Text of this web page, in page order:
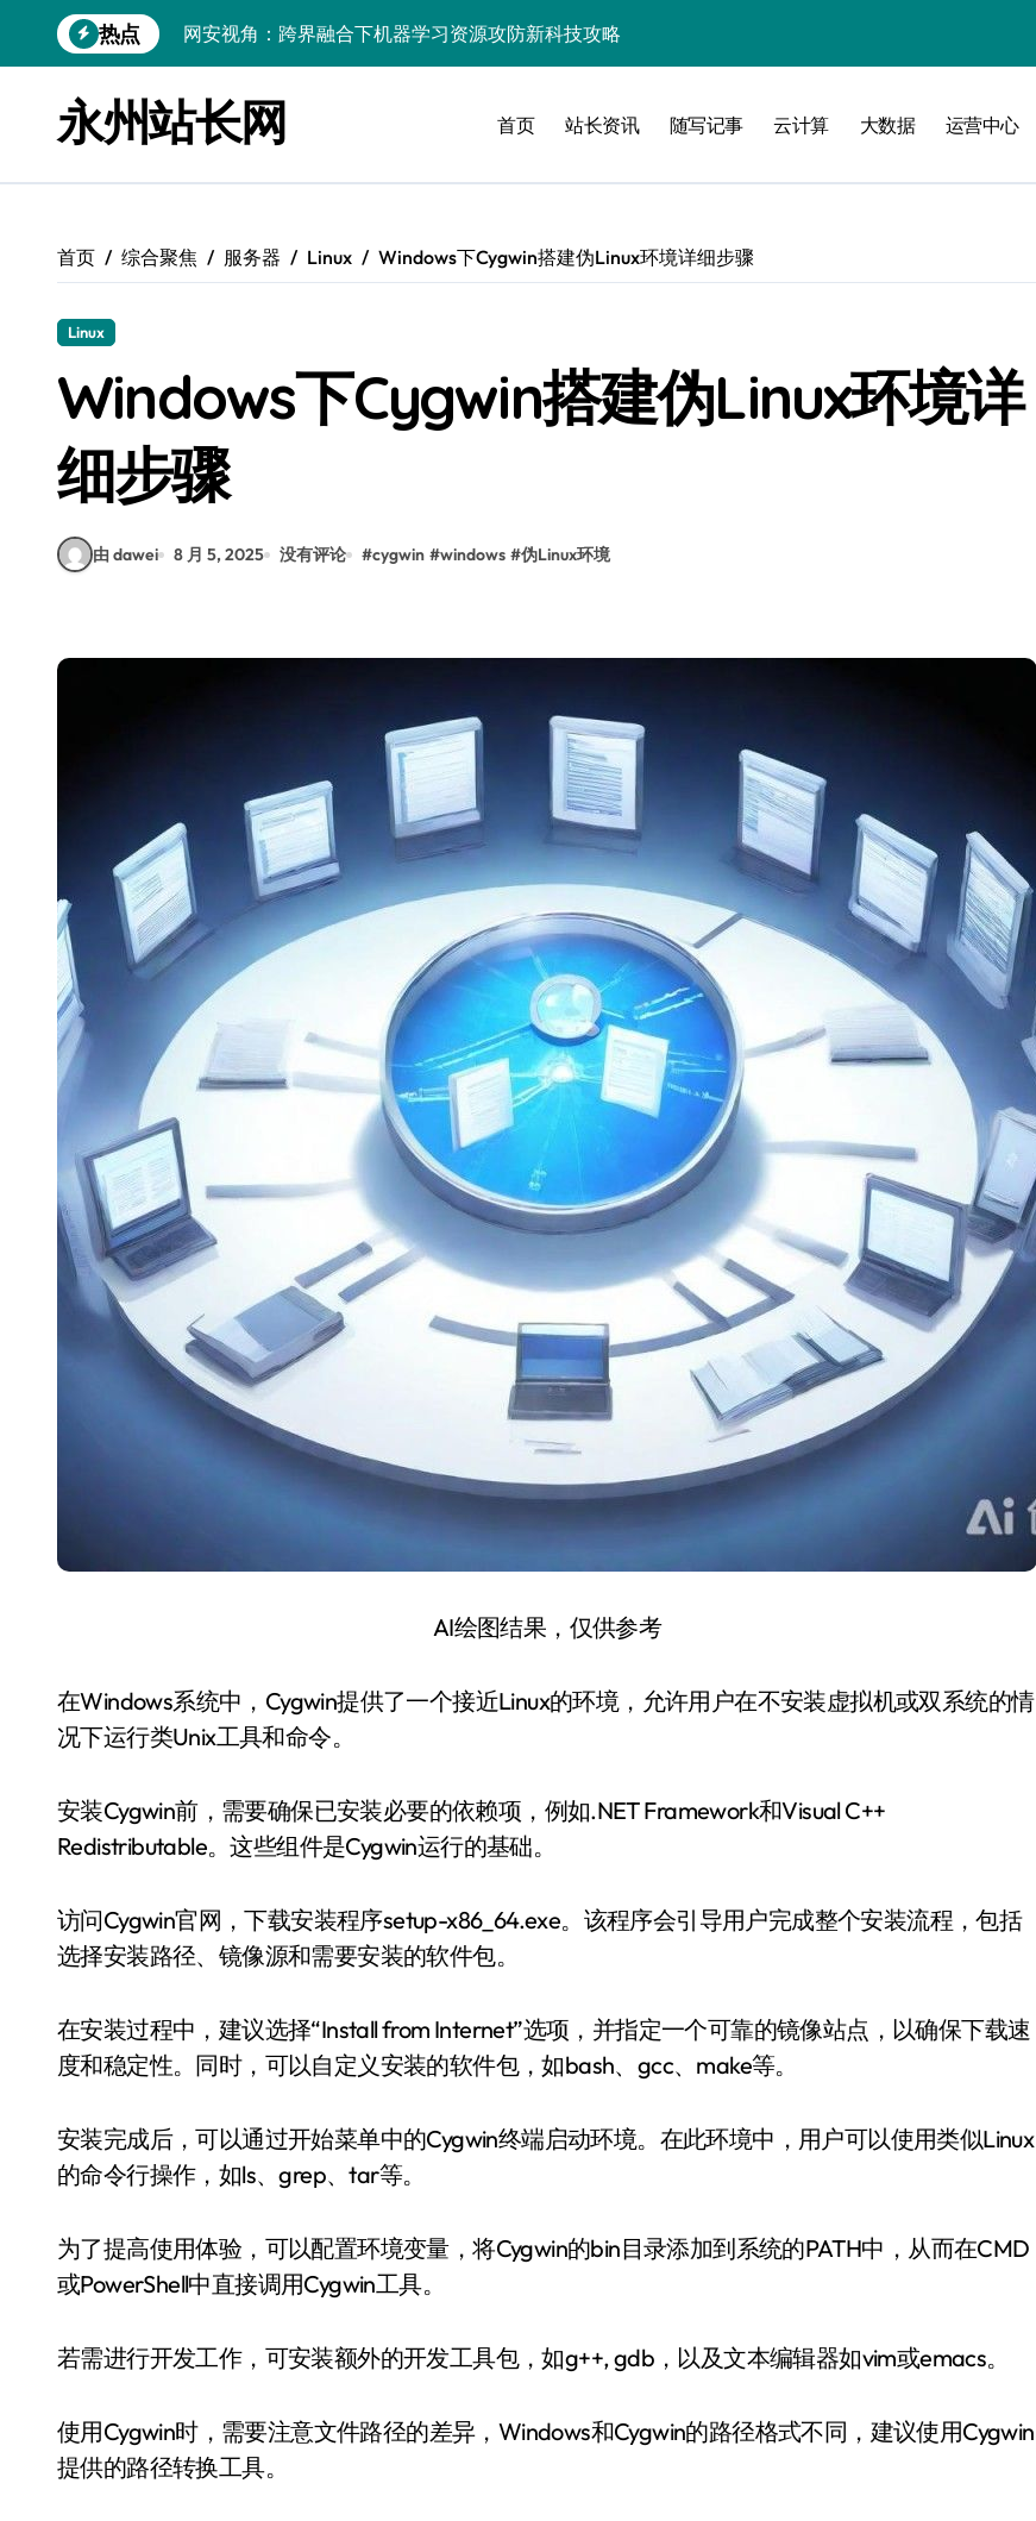
到
热点
网安视角：跨界融合下机器学习资源攻防新科技攻略
动态追踪科技潮：跨界融合赋能站长资源智创优化
技术赋能跨界整合，科技驱动站点增长新引擎爆发
站长进阶：评论数据洞察与内核技术精研秘籍
站长必知：强化评论管控，筑牢云安全防线
开发资讯提炼精要：云运维视角下的技术洞察升级
技术赋能小程序：跨界融合破局，资源整合掘金科技新蓝海
永州站长网 首页 站长资讯 随写记事 云计算 大数据 运营中心
首页 综合聚焦 服务器 Linux Windows下Cygwin搭建伪Linux环境详细步骤
Linux
Windows下Cygwin搭建伪Linux环境详
细步骤
由 dawei 8 月 5, 2025 没有评论 #cygwin #windows #伪Linux环境
AI绘图结果，仅供参考
在Windows系统中，Cygwin提供了一个接近Linux的环境，允许用户在不安装虚拟机或双系统的情
况下运行类Unix工具和命令。
安装Cygwin前，需要确保已安装必要的依赖项，例如.NET Framework和Visual C++
Redistributable。这些组件是Cygwin运行的基础。
访问Cygwin官网，下载安装程序setup-x86_64.exe。该程序会引导用户完成整个安装流程，包括
选择安装路径、镜像源和需要安装的软件包。
在安装过程中，建议选择“Install from Internet”选项，并指定一个可靠的镜像站点，以确保下载速
度和稳定性。同时，可以自定义安装的软件包，如bash、gcc、make等。
安装完成后，可以通过开始菜单中的Cygwin终端启动环境。在此环境中，用户可以使用类似Linux
的命令行操作，如ls、grep、tar等。
为了提高使用体验，可以配置环境变量，将Cygwin的bin目录添加到系统的PATH中，从而在CMD
或PowerShell中直接调用Cygwin工具。
若需进行开发工作，可安装额外的开发工具包，如g++, gdb，以及文本编辑器如vim或emacs。
使用Cygwin时，需要注意文件路径的差异，Windows和Cygwin的路径格式不同，建议使用Cygwin
提供的路径转换工具。